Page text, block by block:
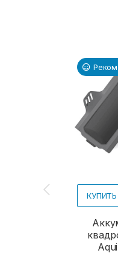
КУПИТЬ